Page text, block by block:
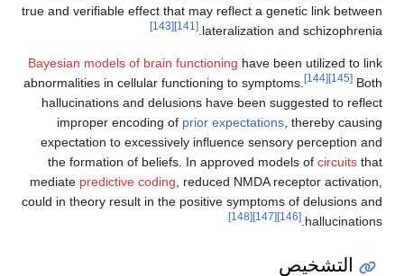
true and verifiable effect that may reflect a
lateralization and
Bayesian models of brain functioninghave been
abnormalities in cellular functioning to symptoms.
hallucinations and delusions have been
improper encoding ofprior expectations
expectation to excessively influence sensory
the formation of beliefs. In approved models
mediate
predictive coding , reduced NMDA
could in theory result in the positive symptoms of